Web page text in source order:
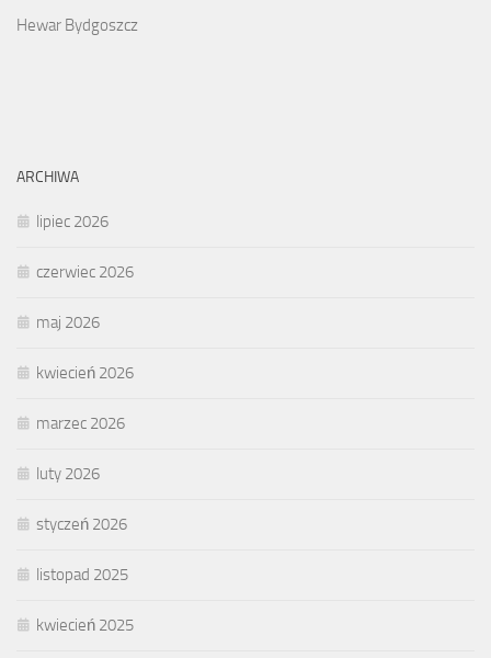
Hewar Bydgoszcz
ARCHIWA
lipiec 2026
czerwiec 2026
maj 2026
kwiecień 2026
marzec 2026
luty 2026
styczeń 2026
listopad 2025
kwiecień 2025